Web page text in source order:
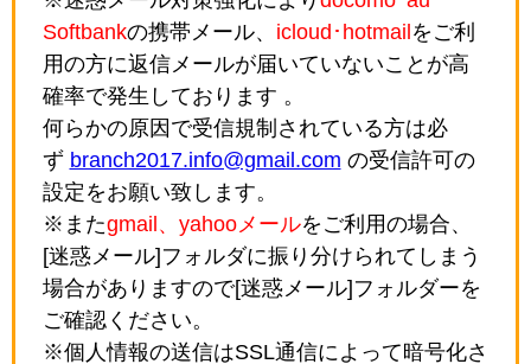
Softbankの携帯メール、 icloud･hotmail をご利
用の方に返信メールが届いていないことが高
確率で発生しております 。
何らかの原因で受信規制されている方は必
ず branch2017.info@gmail.com の受信許可の
設定をお願い致します。
※またgmail、yahooメールをご利用の場合、
[迷惑メール]フォルダに振り分けられてしまう
場合がありますので[迷惑メール]フォルダーを
ご確認ください。
※個人情報の送信はSSL通信によって暗号化さ